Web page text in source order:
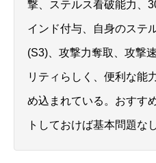
撃、ステルス看破能力、
インド付与、自身のステ
(S3)、攻撃力奪取、攻撃
リティらしく、便利な能
め込まれている。おすす
トしておけば基本問題な